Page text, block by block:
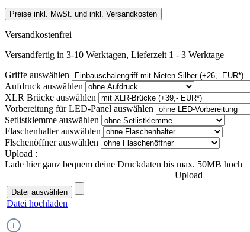
Preise inkl. MwSt. und inkl. Versandkosten
Versandkostenfrei
Versandfertig in 3-10 Werktagen, Lieferzeit 1 - 3 Werktage
Griffe auswählen
Aufdruck auswählen
XLR Brücke auswählen
Vorbereitung für LED-Panel auswählen
Setlistklemme auswählen
Flaschenhalterauswählen
Flschenöffnerauswählen
Upload :
Lade hier ganz bequem deine Druckdaten bis max. 50MB hoch
Upload
Datei auswählen
Datei hochladen